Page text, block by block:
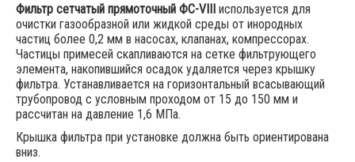
Фильтр сетчатый прямоточный ФС-VIII используется для
очистки газообразной или жидкой среды от инородных
частиц более 0,2 мм в насосах, клапанах, компрессорах.
Частицы примесей скапливаются на сетке фильтрующего
элемента, накопившийся осадок удаляется через крышку
фильтра. Устанавливается на горизонтальный всасывающий
трубопровод с условным проходом от 15 до 150 мм и
рассчитан на давление 1,6 МПа.
Крышка фильтра при установке должна быть ориентирована
вниз.